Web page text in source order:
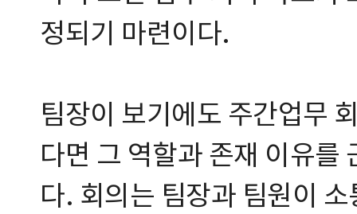
정되기 마련이다.
팀장이 보기에도 주간업무
다면 그 역할과 존재 이유를
다. 회의는 팀장과 팀원이